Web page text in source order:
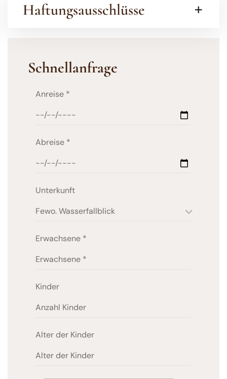
Haftungsausschlüsse
Schnellanfrage
Anreise *
Abreise *
Unterkunft
Fewo. Wasserfallblick
Erwachsene *
Kinder
Alter der Kinder